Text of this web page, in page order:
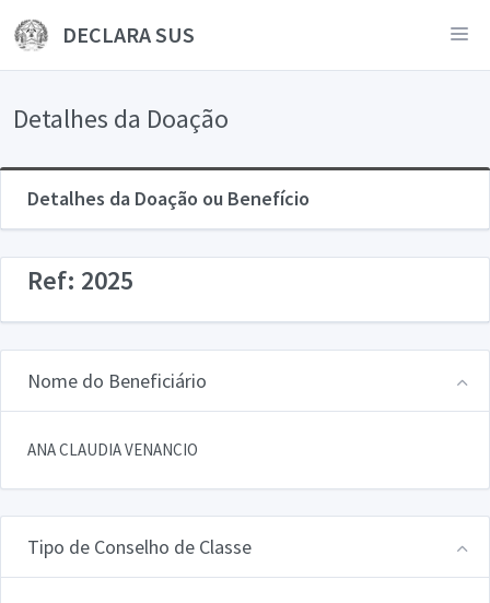
DECLARA SUS
Detalhes da Doação
Detalhes da Doação ou Benefício
Ref: 2025
Nome do Beneficiário
ANA CLAUDIA VENANCIO
Tipo de Conselho de Classe